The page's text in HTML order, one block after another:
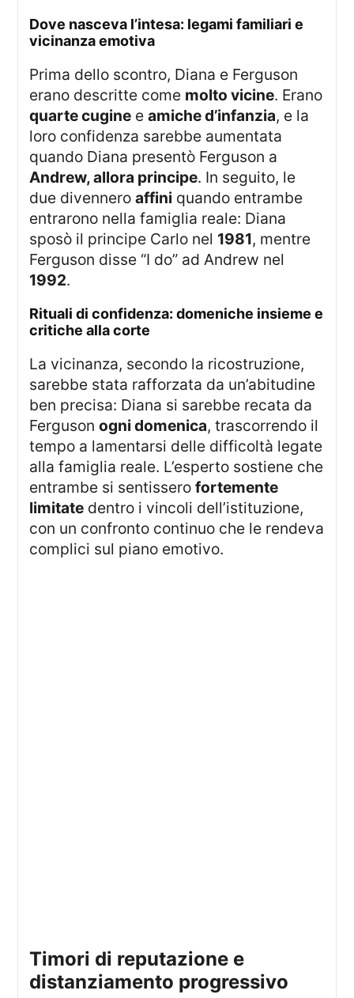
dove nasceva l’intesa: legami familiari e
vicinanza emotiva
Prima dello scontro, Diana e Ferguson
erano descritte come molto vicine. Erano
quarte cugine eamiche d’infanzia, e la
loro confidenza sarebbe aumentata
quando Diana presentò Ferguson a
Andrew, allora principe. In seguito, le
due divenneroaffini quando entrambe
entrarono nella famiglia reale: Diana
sposò il principe Carlo nel 1981, mentre
Ferguson disse “I do” ad Andrew nel
1992.
rituali di confidenza: domeniche insieme e
critiche alla corte
La vicinanza, secondo la ricostruzione,
sarebbe stata rafforzata da un’abitudine
ben precisa: Diana si sarebbe recata da
Fergusonogni domenica, trascorrendo il
tempo a lamentarsi delle difficoltà legate
alla famiglia reale. L’esperto sostiene che
entrambe si sentisserofortemente
limitate dentro i vincoli dell’istituzione,
con un confronto continuo che le rendeva
complici sul piano emotivo.
timori di reputazione e
distanziamento progressivo